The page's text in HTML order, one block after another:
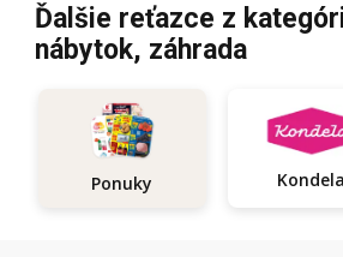
Ďalšie reťazce z
nábytok, záhrada
Ponuky Kondela